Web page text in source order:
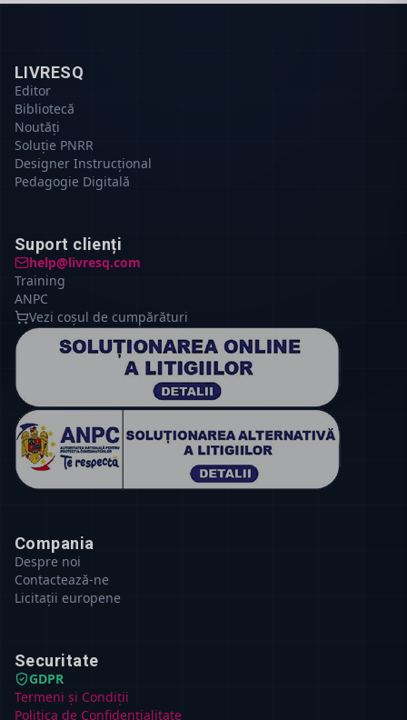
LIVRESQ
Editor
Bibliotecă
Noutăți
Soluție PNRR
Designer Instrucțional
Pedagogie Digitală
Suport clienți
help@livresq.com
Training
ANPC
Vezi coșul de cumpărături
Compania
Despre noi
Contactează-ne
Licitații europene
Securitate
GDPR
Termeni și Condiții
Politica de Confidențialitate